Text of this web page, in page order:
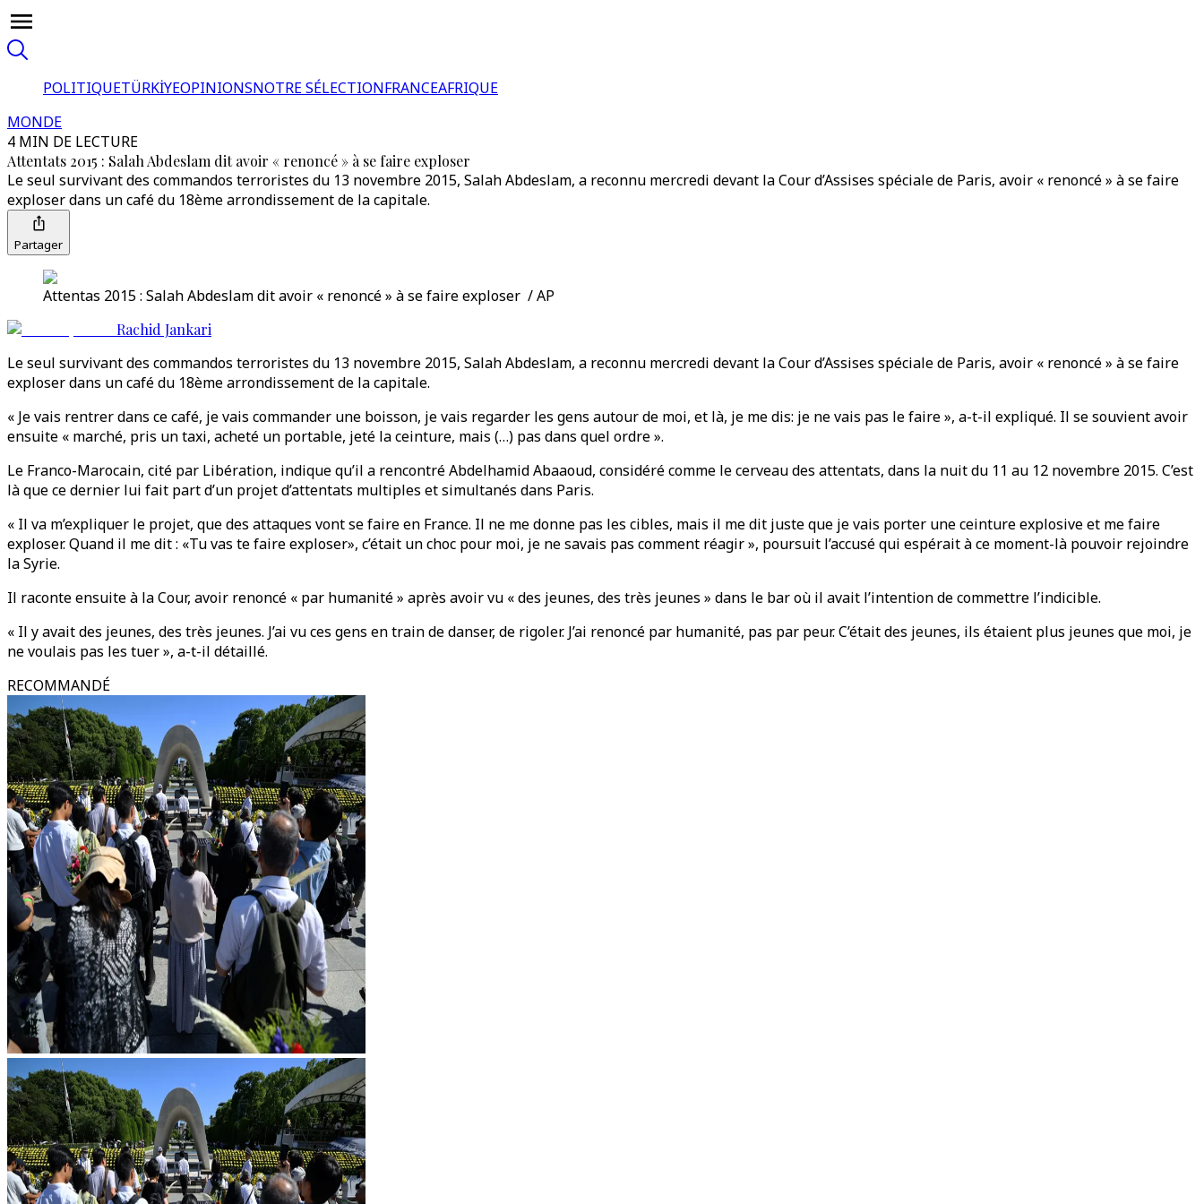
POLITIQUETÜRKİYEOPINIONSNOTRE SÉLECTIONFRANCEAFRIQUE
MONDE
4 MIN DE LECTURE
Attentats 2015 : Salah Abdeslam dit avoir « renoncé » à se faire exploser
Le seul survivant des commandos terroristes du 13 novembre 2015, Salah Abdeslam, a reconnu mercredi devant la Cour d’Assises spéciale de Paris, avoir « renoncé » à se faire
exploser dans un café du 18ème arrondissement de la capitale.
Partager
Attentas 2015 : Salah Abdeslam dit avoir « renoncé » à se faire exploser / AP
Rachid Jankari
Le seul survivant des commandos terroristes du 13 novembre 2015, Salah Abdeslam, a reconnu mercredi devant la Cour d’Assises spéciale de Paris, avoir « renoncé » à se faire
exploser dans un café du 18ème arrondissement de la capitale.
« Je vais rentrer dans ce café, je vais commander une boisson, je vais regarder les gens autour de moi, et là, je me dis: je ne vais pas le faire », a-t-il expliqué. Il se souvient avoir
ensuite « marché, pris un taxi, acheté un portable, jeté la ceinture, mais (…) pas dans quel ordre ».
Le Franco-Marocain, cité par Libération, indique qu’il a rencontré Abdelhamid Abaaoud, considéré comme le cerveau des attentats, dans la nuit du 11 au 12 novembre 2015. C’est
là que ce dernier lui fait part d’un projet d’attentats multiples et simultanés dans Paris.
« Il va m’expliquer le projet, que des attaques vont se faire en France. Il ne me donne pas les cibles, mais il me dit juste que je vais porter une ceinture explosive et me faire
exploser. Quand il me dit : «Tu vas te faire exploser», c’était un choc pour moi, je ne savais pas comment réagir », poursuit l’accusé qui espérait à ce moment-là pouvoir rejoindre
la Syrie.
Il raconte ensuite à la Cour, avoir renoncé « par humanité » après avoir vu « des jeunes, des très jeunes » dans le bar où il avait l’intention de commettre l’indicible.
« Il y avait des jeunes, des très jeunes. J’ai vu ces gens en train de danser, de rigoler. J’ai renoncé par humanité, pas par peur. C’était des jeunes, ils étaient plus jeunes que moi, je
ne voulais pas les tuer », a-t-il détaillé.
RECOMMANDÉ